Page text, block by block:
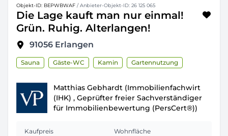
Objekt-ID: BEPWBWAF / Anbieter-Objekt-ID: 26 125 065
Die Lage kauft man nur einmal!
Grün. Ruhig. Alterlangen!
91056 Erlangen
Sauna Gäste-WC Kamin Gartennutzung
Matthias Gebhardt (Immobilienfachwirt
(IHK) , Geprüfter freier Sachverständiger
für Immobilienbewertung (PersCert®))
Kaufpreis Wohnfläche